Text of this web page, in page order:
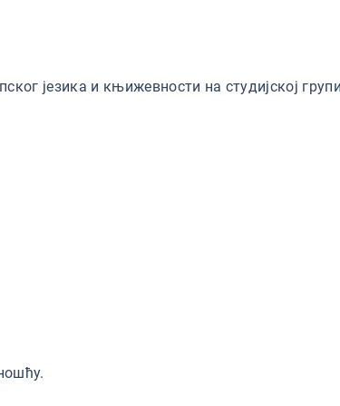
језика и књижевности на студијској